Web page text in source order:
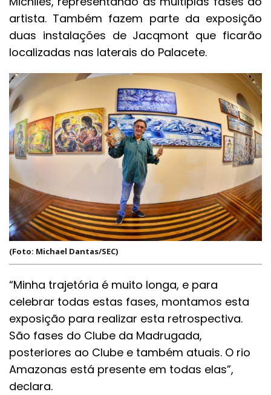
artista. Também fazem parte da exposição
duas instalações de Jacqmont que ficarão
localizadas nas laterais do Palacete.
(Foto: Michael Dantas/SEC)
“Minha trajetória é muito longa, e para
celebrar todas estas fases, montamos esta
exposição para realizar esta retrospectiva.
São fases do Clube da Madrugada,
posteriores ao Clube e também atuais. O rio
Amazonas está presente em todas elas”,
declara.